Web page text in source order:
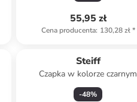
55,95 zł
Cena producenta: 130,28 zł*
Steiff
Czapka w kolorze czarnym
-48%